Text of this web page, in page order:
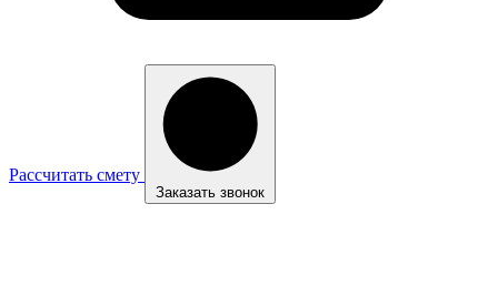
Рассчитать смету
Заказать звонок